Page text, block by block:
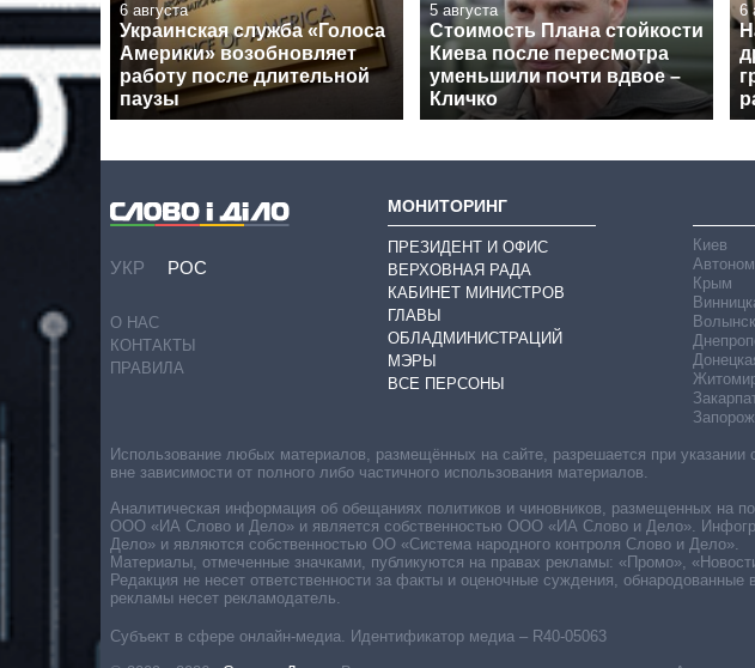
6 августа
Украинская служба «Голоса
Америки» возобновляет
работу после длительной
паузы
5 августа
Стоимость Плана стойкости
Киева после пересмотра
уменьшили почти вдвое –
Кличко
6
УКР РОС
О НАС
КОНТАКТЫ
ПРАВИЛА
МОНИТОРИНГ
ПРЕЗИДЕНТ И ОФИС
ВЕРХОВНАЯ РАДА
КАБИНЕТ МИНИСТРОВ
ГЛАВЫ
ОБЛАДМИНИСТРАЦИЙ
МЭРЫ
ВСЕ ПЕРСОНЫ
Киев
Крым
Субъект в сфере онлайн-медиа. Идентификатор медиа – R40-05063
Использование любых материалов, размещённых на сайте, разрешается при
вне зависимости от полного либо частичного использования материалов.
Аналитическая информация об обещаниях политиков и чиновников, размещенных на
ООО «ИА Слово и Дело» и является собственностью ООО «ИА Слово и Дело».
Дело» и являются собственностью ОО «Система народного контроля Слово и Дело».
Материалы, отмеченные значками, публикуются на правах рекламы: «Промо»,
Редакция не несет ответственности за факты и оценочные суждения,
рекламы несет рекламодатель.